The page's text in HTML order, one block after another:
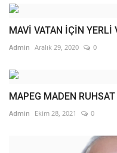
MAVİ VATAN İÇİN YERLİ
Admin Aralık 29, 2020 0
MAPEG MADEN
Admin Ekim 28, 2021 0